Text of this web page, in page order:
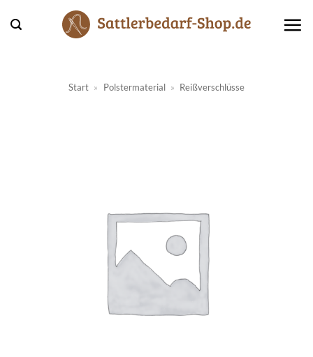
Inhalt
Start » Polstermaterial » Reißverschlüsse